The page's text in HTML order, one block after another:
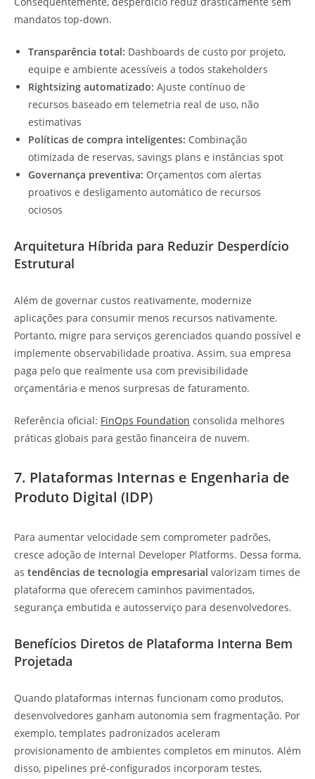
mandatos top-down.
Transparência total: Dashboards de custo por projeto,
equipe e ambiente acessíveis a todos stakeholders
Rightsizing automatizado: Ajuste contínuo de
recursos baseado em telemetria real de uso, não
estimativas
Políticas de compra inteligentes: Combinação
otimizada de reservas, savings plans e instâncias spot
Governança preventiva: Orçamentos com alertas
proativos e desligamento automático de recursos
ociosos
Arquitetura Híbrida para Reduzir Desperdício
Estrutural
Além de governar custos reativamente, modernize
aplicações para consumir menos recursos nativamente.
Portanto, migre para serviços gerenciados quando possível e
implemente observabilidade proativa. Assim, sua empresa
paga pelo que realmente usa com previsibilidade
orçamentária e menos surpresas de faturamento.
Referência oficial: FinOps Foundation consolida melhores
práticas globais para gestão financeira de nuvem.
7. Plataformas Internas e Engenharia de
Produto Digital (IDP)
Para aumentar velocidade sem comprometer padrões,
cresce adoção de Internal Developer Platforms. Dessa forma,
as tendências de tecnologia empresarial valorizam times de
plataforma que oferecem caminhos pavimentados,
segurança embutida e autosserviço para desenvolvedores.
Benefícios Diretos de Plataforma Interna Bem
Projetada
Quando plataformas internas funcionam como produtos,
desenvolvedores ganham autonomia sem fragmentação. Por
exemplo, templates padronizados aceleram
provisionamento de ambientes completos em minutos. Além
disso, pipelines pré-configurados incorporam testes,